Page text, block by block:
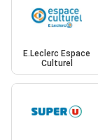
E.Leclerc Espace
Culturel